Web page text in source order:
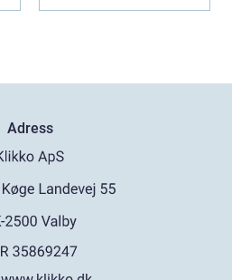
Adress